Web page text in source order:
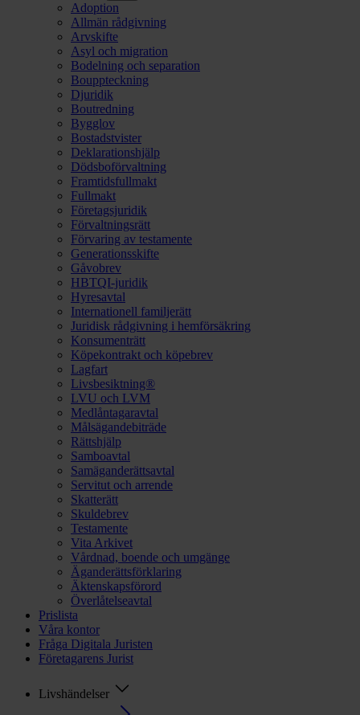
Adoption
Allmän rådgivning
Arvskifte
Asyl och migration
Bodelning och separation
Bouppteckning
Djuridik
Boutredning
Bygglov
Bostadstvister
Deklarationshjälp
Dödsboförvaltning
Framtidsfullmakt
Fullmakt
Företagsjuridik
Förvaltningsrätt
Förvaring av testamente
Generationsskifte
Gåvobrev
HBTQI-juridik
Hyresavtal
Internationell familjerätt
Juridisk rådgivning i hemförsäkring
Konsumenträtt
Köpekontrakt och köpebrev
Lagfart
Livsbesiktning®
LVU och LVM
Medlåntagaravtal
Målsägandebiträde
Rättshjälp
Samboavtal
Samäganderättsavtal
Servitut och arrende
Skatterätt
Skuldebrev
Testamente
Vita Arkivet
Vårdnad, boende och umgänge
Äganderättsförklaring
Äktenskapsförord
Överlåtelseavtal
Prislista
Våra kontor
Fråga Digitala Juristen
Företagarens Jurist
Livshändelser